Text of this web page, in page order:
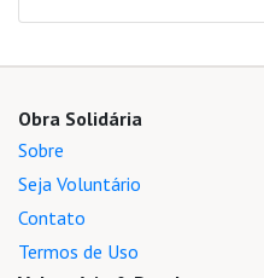
Obra Solidária
Sobre
Seja Voluntário
Contato
Termos de Uso